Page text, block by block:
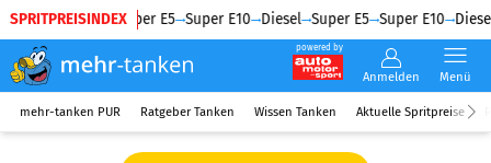
SPRITPREISINDEX
Diesel Super E5 Super E10 Diesel Super E5 Super E10 Diesel
powered by
Anmelden Menü
mehr-tanken PUR Ratgeber Tanken Wissen Tanken Aktuelle Spritpreise